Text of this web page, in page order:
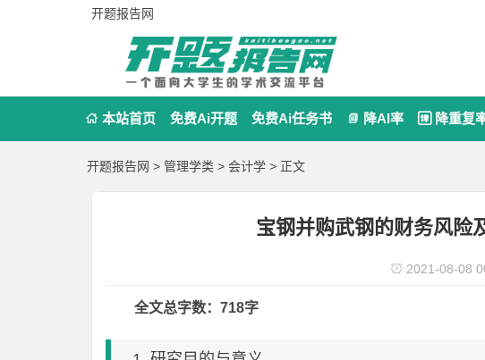
开题报告网
 本站首页 免费Ai开题 免费Ai任务书  降AI率  降重复
开题报告网 > 管理学类 > 会计学 > 正文
宝钢并购武钢的财务风险
 2021-08-08
全文总字数：718字